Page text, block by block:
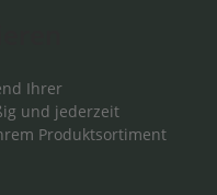
Ihrer
und jederzeit
Produktsortiment